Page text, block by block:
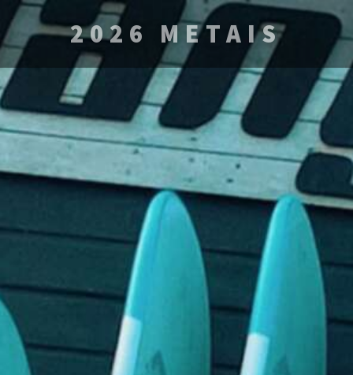
2026 METAIS